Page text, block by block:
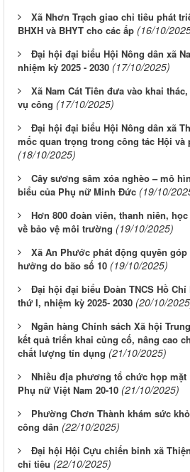
Xã Nhơn Trạch giao chỉ tiêu phát
BHXH và BHYT cho các ấp (16/10/
Đại hội đại biểu Hội Nông dân xã
nhiệm kỳ 2025 - 2030 (17/10/2025)
Xã Nam Cát Tiên đưa vào khai
vụ công (17/10/2025)
Đại hội đại biểu Hội Nông dân xã
mốc quan trọng trong công tác Hội và
(18/10/2025)
Cây sương sâm xóa nghèo – mô
biểu của Phụ nữ Minh Đức (19/10/
Hơn 800 đoàn viên, thanh niên,
về bảo vệ môi trường (19/10/2025)
Xã An Phước phát động quyên
hưởng do bão số 10 (19/10/2025)
Đại hội đại biểu Đoàn TNCS Hồ
thứ I, nhiệm kỳ 2025- 2030 (20/10/
Ngân hàng Chính sách Xã hội
kết quả triển khai củng cố, nâng cao
chất lượng tín dụng (21/10/2025)
Nhiều địa phương tổ chức họp mặt
Phụ nữ Việt Nam 20-10 (21/10/2025)
Phường Chơn Thành khám sức
công dân (22/10/2025)
Đại hội Hội Cựu chiến binh xã
chỉ tiêu (22/10/2025)